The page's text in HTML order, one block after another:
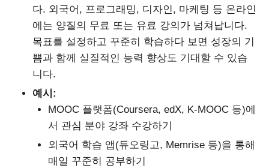
다. 외국어, 프로그래밍, 디자인, 마케팅 등 온라인
에는 양질의 무료 또는 유료 강의가 넘쳐납니다.
목표를 설정하고 꾸준히 학습하다 보면 성장의 기
쁨과 함께 실질적인 능력 향상도 기대할 수 있습
니다.
예시:
MOOC 플랫폼(Coursera, edX, K-MOOC 등)에
서 관심 분야 강좌 수강하기
외국어 학습 앱(듀오링고, Memrise 등)을 통해
매일 꾸준히 공부하기